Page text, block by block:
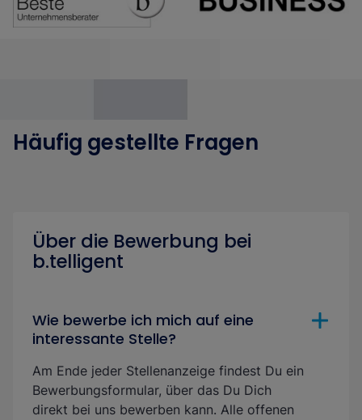
Häufig gestellte Fragen
Über die Bewerbung bei
b.telligent
Wie bewerbe ich mich auf eine
interessante Stelle?
Am Ende jeder Stellenanzeige findest Du ein
Bewerbungsformular, über das Du Dich
direkt bei uns bewerben kann. Alle offenen